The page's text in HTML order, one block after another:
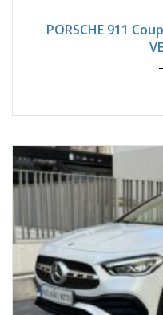
PORSCHE 911